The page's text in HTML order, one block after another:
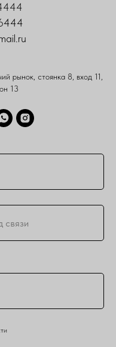
рынок, стоянка 8, вход 11,
13